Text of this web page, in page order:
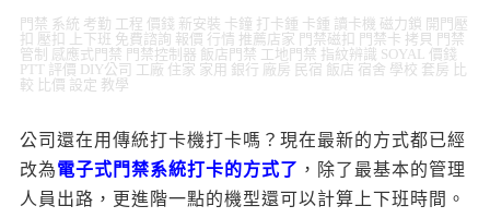
門禁 系統 考勤 工程 價錢 新安裝 卡鐘 打卡鍾 卡鍾 讀卡機 磁力鎖 開門壓
扣 壓扣 上下班 免費諮詢 報價 行情 推薦店家 門禁磁扣 門禁卡 拷貝 門禁
管制 感應式門禁 門禁控制器 飯店門禁 工地門禁 指紋辨識 SOYAL 價錢
PTT 評價 DIY公司 工廠 住家 家用 銀行 廠房 民宿 飯店 宿舍 學校 套房 比
較 比價 設定 教學
公司還在用傳統打卡機打卡嗎？現在最新的方式都已經
改為電子式門禁系統打卡的方式了 ，除了最基本的管理
人員出路，更進階一點的機型還可以計算上下班時間。